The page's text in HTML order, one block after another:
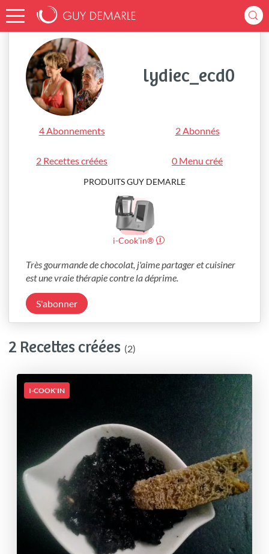
Accueil lydiec_ecd0
lydiec_ecd0
4 Abonnements 2 Abonnés
2 Recettes créées 0 Menu créé
PRODUITS GUY DEMARLE
i-Cook’in®
Très gourmande de chocolat, j'aime partager et cuisiner
est une vraie thérapie contre la déprime.
S'abonner
2 Recettes créées (2)
I-COOK'IN